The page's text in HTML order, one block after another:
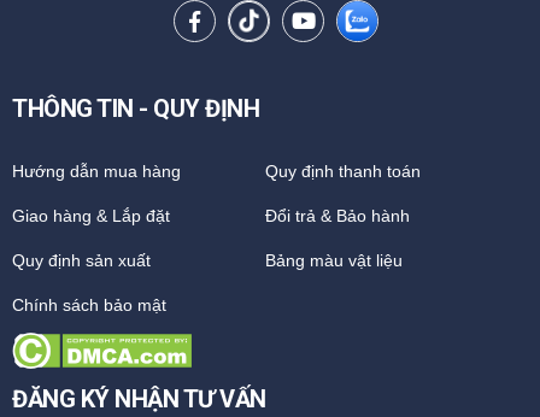
THÔNG TIN - QUY ĐỊNH
Hướng dẫn mua hàng Quy định thanh toán
Giao hàng & Lắp đặt Đổi trả & Bảo hành
Quy định sản xuất Bảng màu vật liệu
Chính sách bảo mật
ĐĂNG KÝ NHẬN TƯ VẤN